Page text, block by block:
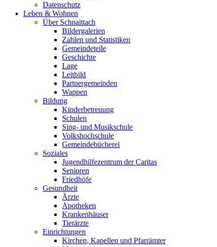
Datenschutz
Leben & Wohnen
Über Schnaittach
Bildergalerien
Zahlen und Statistiken
Gemeindeteile
Geschichte
Lage
Leitbild
Partnergemeinden
Wappen
Bildung
Kinderbetreuung
Schulen
Sing- und Musikschule
Volkshochschule
Gemeindebücherei
Soziales
Jugendhilfezentrum der Caritas
Senioren
Friedhöfe
Gesundheit
Ärzte
Apotheken
Krankenhäuser
Tierärzte
Einrichtungen
Kirchen, Kapellen und Pfarrämter